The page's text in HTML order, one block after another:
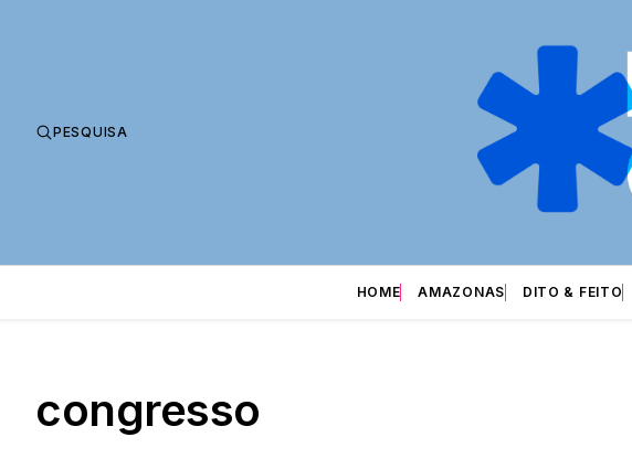
PESQUISA
HOME AMAZONAS DITO & FEITO
congresso